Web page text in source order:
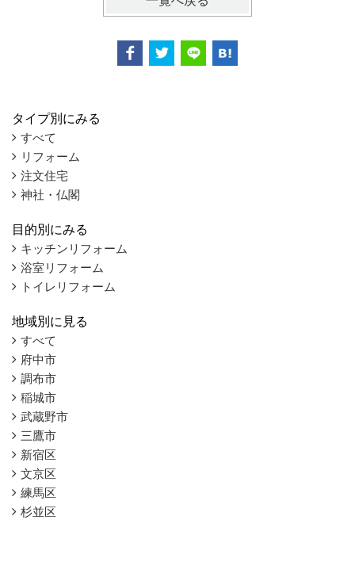
タイプ別にみる
すべて
リフォーム
注文住宅
神社・仏閣
目的別にみる
キッチンリフォーム
浴室リフォーム
トイレリフォーム
地域別に見る
すべて
府中市
調布市
稲城市
武蔵野市
三鷹市
新宿区
文京区
練馬区
杉並区